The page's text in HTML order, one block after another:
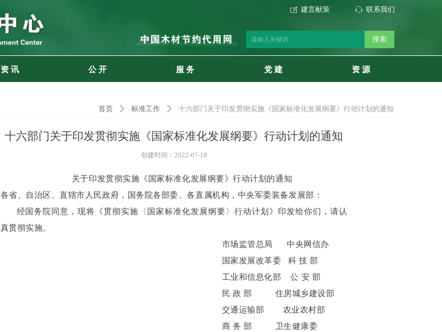
ꂐ 建言献策 ꁱ 联系我们
搜索
资 讯 公 开 服 务 党 建 资 源
十六部门关于印发贯彻实施《国家标准化发展纲要》行动计划的通知
关于印发贯彻实施《国家标准化发展纲要》行动计划的通知
各省、自治区、直辖市人民政府，国务院各部委、各直属机构，中央军委装备发展部：
经国务院同意，现将《贯彻实施〈国家标准化发展纲要〉行动计划》印发给你们，请认
真贯彻实施。
市场监管总局 中央网信办
国家发展改革委 科 技 部
工业和信息化部 公 安 部
民 政 部 住房城乡建设部
交通运输部 农业农村部
商 务 部 卫生健康委
首页 ꄲ 标准工作 ꄲ 十六部门关于印发贯彻实施《国家标准化发展纲要》行动计划的通知
创建时间： 2022-07-18